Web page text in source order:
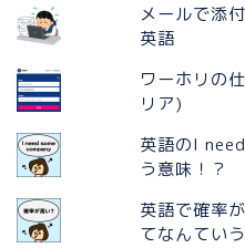
メールで添
英語
ワーホリの
リア)
英語のI
う意味！？
英語で確率
てなんてい